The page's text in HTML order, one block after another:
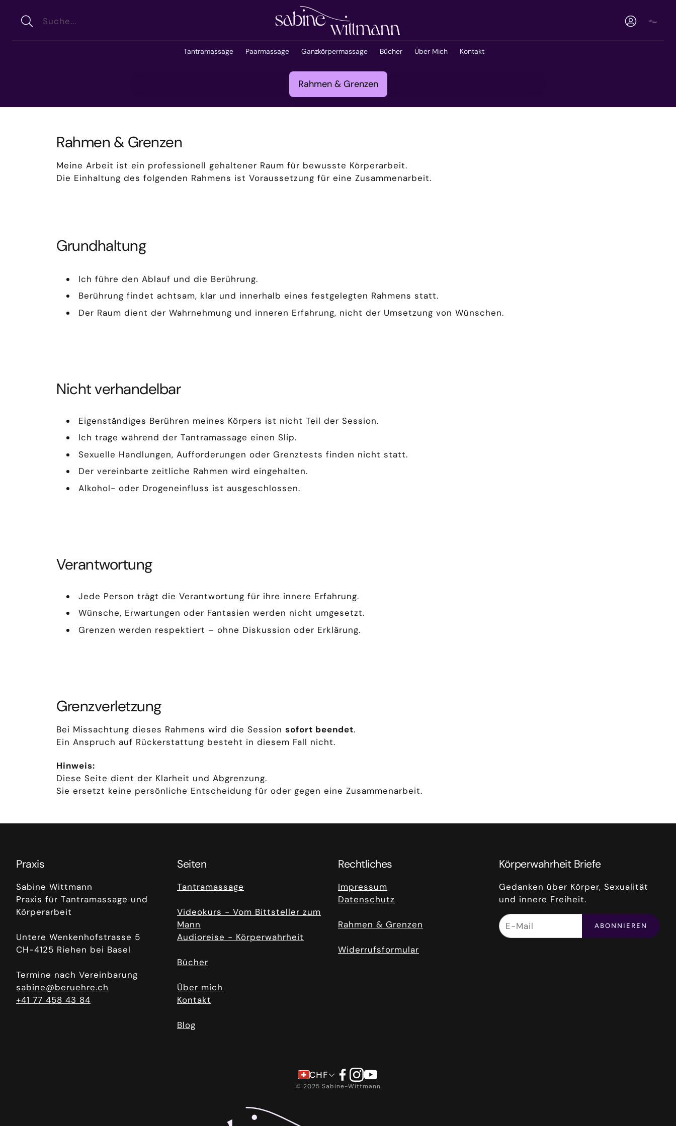
Suche
Konto
Tantramassage Paarmassage Ganzkörpermassage Bücher Über Mich Kontakt
Rahmen & Grenzen
Rahmen & Grenzen
Meine Arbeit ist ein professionell gehaltener Raum für bewusste Körperarbeit.
Die Einhaltung des folgenden Rahmens ist Voraussetzung für eine Zusammenarbeit.
Grundhaltung
Ich führe den Ablauf und die Berührung.
Berührung findet achtsam, klar und innerhalb eines festgelegten Rahmens statt.
Der Raum dient der Wahrnehmung und inneren Erfahrung, nicht der Umsetzung von Wünschen.
Nicht verhandelbar
Eigenständiges Berühren meines Körpers ist nicht Teil der Session.
Ich trage während der Tantramassage einen Slip.
Sexuelle Handlungen, Aufforderungen oder Grenztests finden nicht statt.
Der vereinbarte zeitliche Rahmen wird eingehalten.
Alkohol- oder Drogeneinfluss ist ausgeschlossen.
Verantwortung
Jede Person trägt die Verantwortung für ihre innere Erfahrung.
Wünsche, Erwartungen oder Fantasien werden nicht umgesetzt.
Grenzen werden respektiert – ohne Diskussion oder Erklärung.
Grenzverletzung
Bei Missachtung dieses Rahmens wird die Session sofort beendet.
Ein Anspruch auf Rückerstattung besteht in diesem Fall nicht.
Hinweis:
Diese Seite dient der Klarheit und Abgrenzung.
Sie ersetzt keine persönliche Entscheidung für oder gegen eine Zusammenarbeit.
Praxis
Sabine Wittmann
Praxis für Tantramassage und
Körperarbeit
Untere Wenkenhofstrasse 5
CH-4125 Riehen bei Basel
Termine nach Vereinbarung
sabine@beruehre.ch
+41 77 458 43 84
Seiten
Tantramassage
Videokurs - Vom Bittsteller zum
Mann
Audioreise - Körperwahrheit
Bücher
Über mich
Kontakt
Blog
Rechtliches
Impressum
Datenschutz
Rahmen & Grenzen
Widerrufsformular
Körperwahrheit Briefe
Gedanken über Körper, Sexualität
und innere Freiheit.
ABONNIEREN
CHF
© 2025 Sabine-Wittmann